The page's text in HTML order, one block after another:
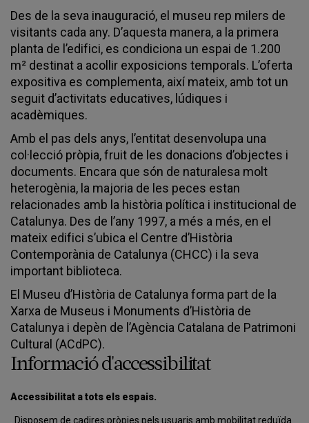
Des de la seva inauguració, el museu rep milers de
visitants cada any. D’aquesta manera, a la primera
planta de l’edifici, es condiciona un espai de 1.200
m² destinat a acollir exposicions temporals. L’oferta
expositiva es complementa, així mateix, amb tot un
seguit d’activitats educatives, lúdiques i
acadèmiques.
Amb el pas dels anys, l’entitat desenvolupa una
col·lecció pròpia, fruit de les donacions d’objectes i
documents. Encara que són de naturalesa molt
heterogènia, la majoria de les peces estan
relacionades amb la història política i institucional de
Catalunya. Des de l’any 1997, a més a més, en el
mateix edifici s’ubica el Centre d’Història
Contemporània de Catalunya (CHCC) i la seva
important biblioteca.
El Museu d’Història de Catalunya forma part de la
Xarxa de Museus i Monuments d’Història de
Catalunya i depèn de l’Agència Catalana de Patrimoni
Cultural (ACdPC).
Informació d'accessibilitat
Accessibilitat a tots els espais.
. Disposem de cadires pròpies pels usuaris amb mobilitat reduïda.